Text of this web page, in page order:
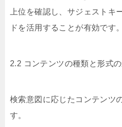
上位を確認し、サジェストキ
ドを活用することが有効です。
2.2 コンテンツの種類と形式
検索意図に応じたコンテンツ
す。